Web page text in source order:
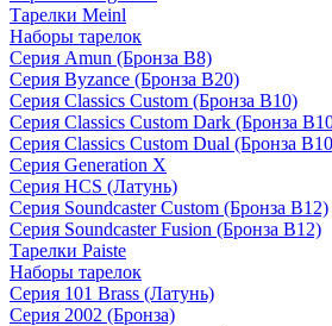
Тарелки Meinl
Наборы тарелок
Серия Amun (Бронза B8)
Серия Byzance (Бронза B20)
Серия Classics Custom (Бронза B10)
Серия Classics Custom Dark (Бронза
Серия Classics Custom Dual (Бронза
Серия Generation X
Серия HCS (Латунь)
Серия Soundcaster Custom (Бронза B12)
Серия Soundcaster Fusion (Бронза B12)
Тарелки Paiste
Наборы тарелок
Серия 101 Brass (Латунь)
Серия 2002 (Бронза)